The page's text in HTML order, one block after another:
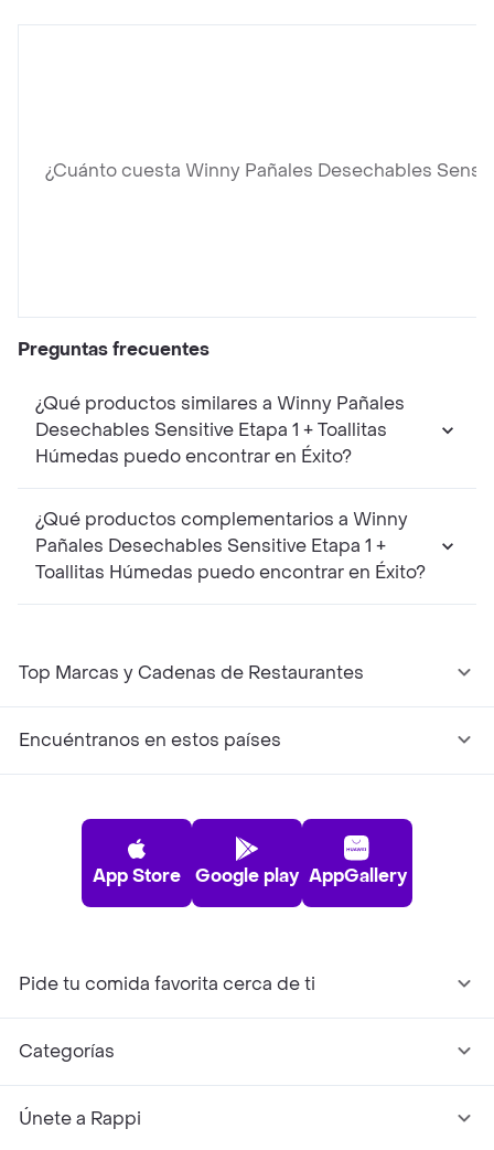
¿Cuánto cuesta Winny Pañales Desechables
Preguntas frecuentes
¿Qué productos similares a Winny Pañales
Desechables Sensitive Etapa 1 + Toallitas
Húmedas puedo encontrar en Éxito?
¿Qué productos complementarios a Winny
Pañales Desechables Sensitive Etapa 1 +
Toallitas Húmedas puedo encontrar en Éxito?
Top Marcas y Cadenas de Restaurantes
Encuéntranos en estos países
App Store Google play AppGallery
Pide tu comida favorita cerca de ti
Categorías
Únete a Rappi